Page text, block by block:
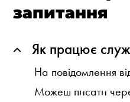
запитання
Як працює
На повідомлення
Можеш писати